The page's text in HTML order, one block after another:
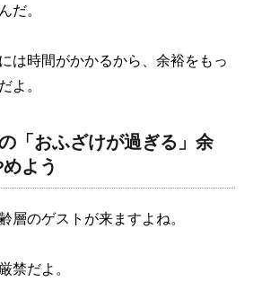
だ。
は時間がかかるから、余裕をもっ
よ。
「おふざけが過ぎる」余
よう
層のゲストが来ますよね。
禁だよ。